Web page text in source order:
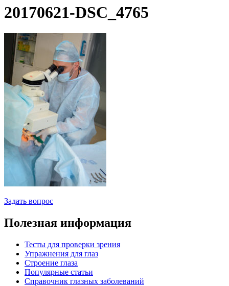
20170621-DSC_4765
Задать вопрос
Полезная информация
Тесты для проверки зрения
Упражнения для глаз
Строение глаза
Популярные статьи
Справочник глазных заболеваний